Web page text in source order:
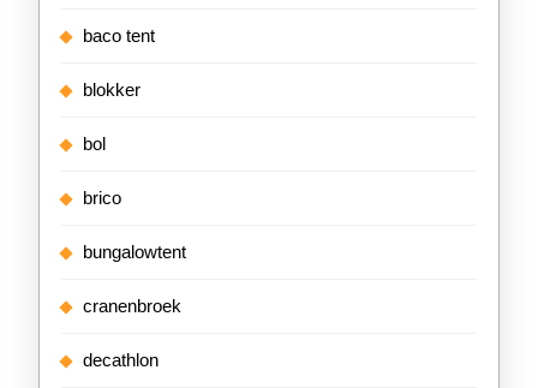
baco tent
blokker
bol
brico
bungalowtent
cranenbroek
decathlon